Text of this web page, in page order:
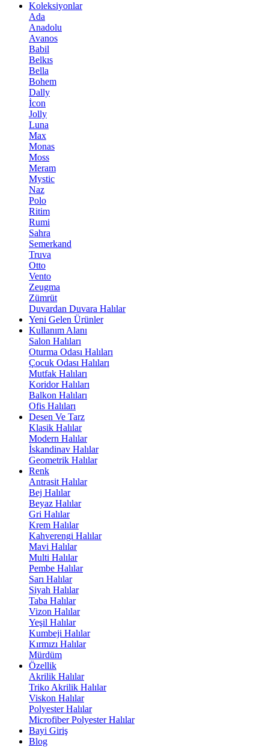
Koleksiyonlar
Ada
Anadolu
Avanos
Babil
Belkıs
Bella
Bohem
Dally
İcon
Jolly
Luna
Max
Monas
Moss
Meram
Mystic
Naz
Polo
Ritim
Rumi
Sahra
Semerkand
Truva
Otto
Vento
Zeugma
Zümrüt
Duvardan Duvara Halılar
Yeni Gelen Ürünler
Kullanım Alanı
Salon Halıları
Oturma Odası Halıları
Çocuk Odası Halıları
Mutfak Halıları
Koridor Halıları
Balkon Halıları
Ofis Halıları
Desen Ve Tarz
Klasik Halılar
Modern Halılar
İskandinav Halılar
Geometrik Halılar
Renk
Antrasit Halılar
Bej Halılar
Beyaz Halılar
Gri Halılar
Krem Halılar
Kahverengi Halılar
Mavi Halılar
Multi Halılar
Pembe Halılar
Sarı Halılar
Siyah Halılar
Taba Halılar
Vizon Halılar
Yeşil Halılar
Kumbeji Halılar
Kırmızı Halılar
Mürdüm
Özellik
Akrilik Halılar
Triko Akrilik Halılar
Viskon Halılar
Polyester Halılar
Microfiber Polyester Halılar
Bayi Giriş
Blog